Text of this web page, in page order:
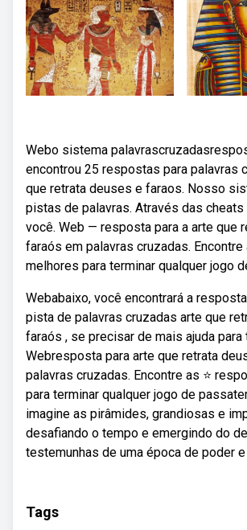
Webo sistema
encontrou 25 respostas para palavras
que retrata deuses e faraos. Nosso
pistas de palavras. Através das
você. Web — resposta para a arte que
faraós em palavras cruzadas. Encontre
melhores para terminar qualquer jogo
Webabaixo, você encontrará a
pista de palavras cruzadas arte que
faraós , se precisar de mais ajuda para
Webresposta para arte que retrata
palavras cruzadas. Encontre as ⭐
para terminar qualquer jogo de
imagine as pirâmides, grandiosas e
desafiando o tempo e emergindo do
testemunhas de uma época de poder e
Tags